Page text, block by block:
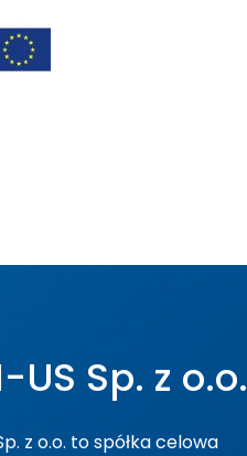
US Sp. z o.o.
z o.o. to spółka celowa